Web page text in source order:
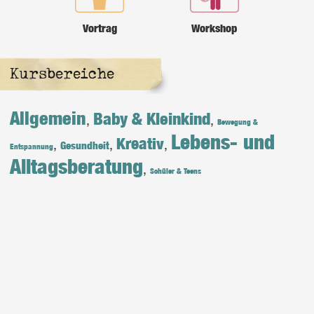
Vortrag Workshop
Kursbereiche
Allgemein, Baby & Kleinkind, Bewegung &
Entspannung, Gesundheit, Kreativ, Lebens- und
Alltagsberatung, Schüler & Teens